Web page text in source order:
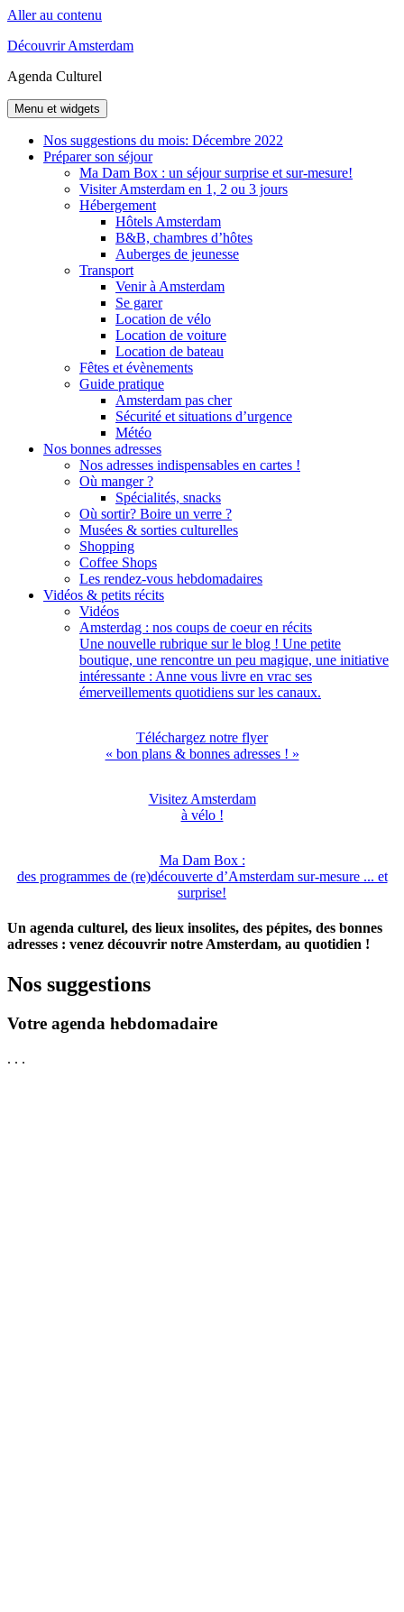
Aller au contenu
Découvrir Amsterdam
Agenda Culturel
Menu et widgets
Nos suggestions du mois: Décembre 2022
Préparer son séjour
Ma Dam Box : un séjour surprise et sur-mesure!
Visiter Amsterdam en 1, 2 ou 3 jours
Hébergement
Hôtels Amsterdam
B&B, chambres d’hôtes
Auberges de jeunesse
Transport
Venir à Amsterdam
Se garer
Location de vélo
Location de voiture
Location de bateau
Fêtes et évènements
Guide pratique
Amsterdam pas cher
Sécurité et situations d’urgence
Météo
Nos bonnes adresses
Nos adresses indispensables en cartes !
Où manger ?
Spécialités, snacks
Où sortir? Boire un verre ?
Musées & sorties culturelles
Shopping
Coffee Shops
Les rendez-vous hebdomadaires
Vidéos & petits récits
Vidéos
Amsterdag : nos coups de coeur en récits
Une nouvelle rubrique sur le blog ! Une petite
boutique, une rencontre un peu magique, une initiative
intéressante : Anne vous livre en vrac ses
émerveillements quotidiens sur les canaux.
Téléchargez notre flyer
« bon plans & bonnes adresses ! »
Visitez Amsterdam
à vélo !
Ma Dam Box :
des programmes de (re)découverte d’Amsterdam sur-mesure ... et
surprise!
Un agenda culturel, des lieux insolites, des pépites, des bonnes
adresses : venez découvrir notre Amsterdam, au quotidien !
Nos suggestions
Votre agenda hebdomadaire
. . .